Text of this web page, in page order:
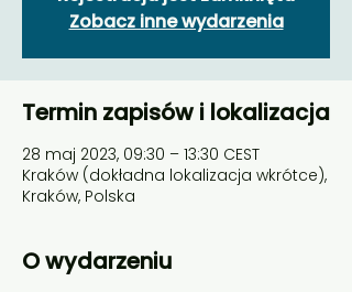
Zobacz inne wydarzenia
Termin zapisów i lokalizacja
28 maj 2023, 09:30 – 13:30 CEST
Kraków (dokładna lokalizacja wkrótce),
Kraków, Polska
O wydarzeniu